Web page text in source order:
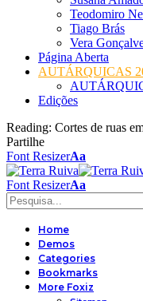
Teodomiro
Tiago Brás
Vera
Página Aberta
AUTÁRQUICAS
Edições
Reading: Cortes de ruas
Partilhe
Font ResizerAa
Font ResizerAa
Home
Demos
Categories
Bookmarks
More Foxiz